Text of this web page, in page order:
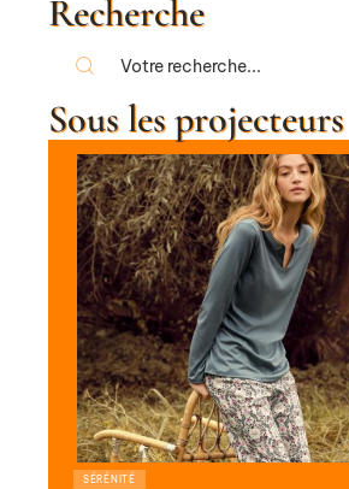
Recherche
Sous les projecteurs
SÉRÉNITÉ